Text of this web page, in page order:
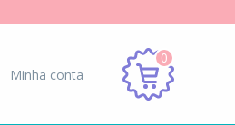
Minha conta
0